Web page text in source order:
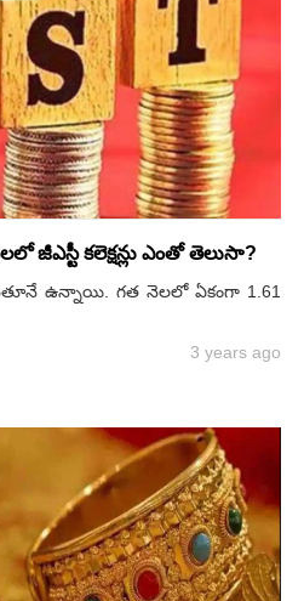
జీఎస్టీ క‌లెక్ష‌న్లు ఎంతో తెలుసా?
ఉన్నాయి. గ‌త నెల‌లో ఏకంగా 1.61
3 years ago